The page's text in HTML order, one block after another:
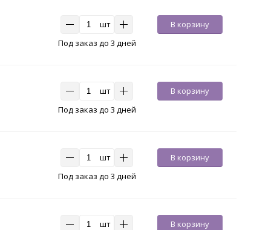
шт
В корзину
Под заказ до 3 дней
шт
В корзину
Под заказ до 3 дней
шт
В корзину
Под заказ до 3 дней
шт
В корзину